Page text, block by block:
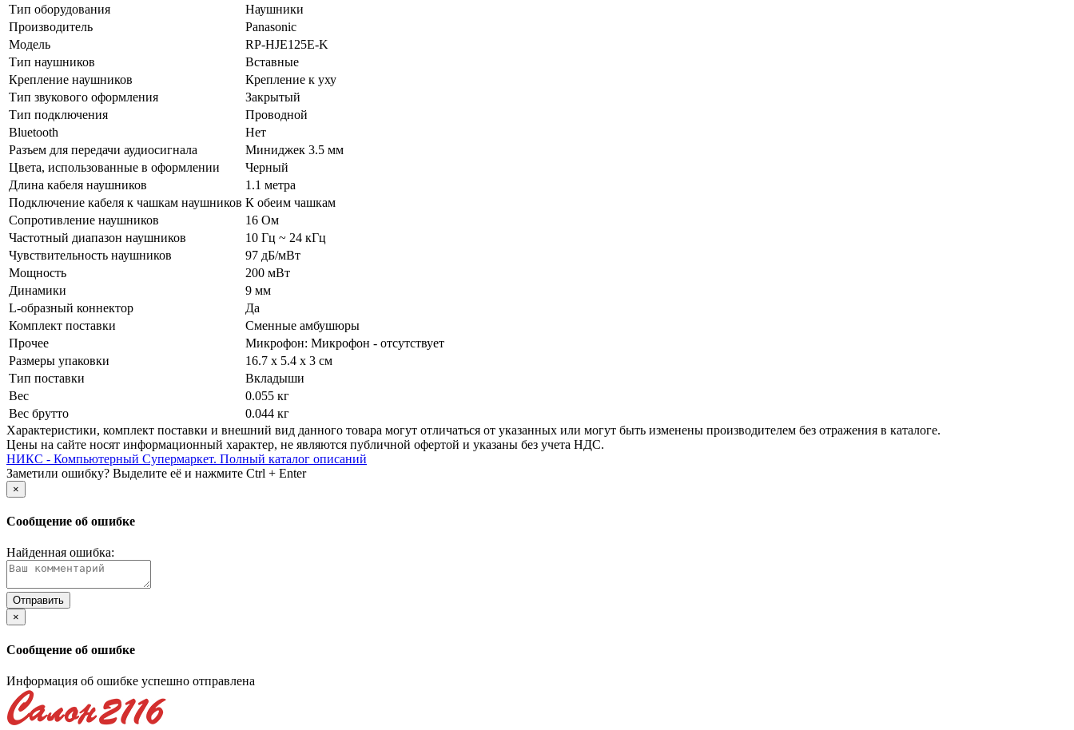
Тип оборудования
Наушники
Производитель
Panasonic
Модель
RP-HJE125E-K
Тип наушников
Вставные
Крепление наушников
Крепление к уху
Тип звукового оформления
Закрытый
Тип подключения
Проводной
Bluetooth
Нет
Разъем для передачи аудиосигнала
Миниджек 3.5 мм
Цвета, использованные в оформлении
Черный
Длина кабеля наушников
1.1 метра
Подключение кабеля к чашкам наушников К обеим чашкам
Сопротивление наушников
16 Ом
Частотный диапазон наушников
10 Гц ~ 24 кГц
Чувствительность наушников
97 дБ/­мВт
Мощность
200 мВт
Динамики
9 мм
L-образный коннектор
Да
Комплект поставки
Сменные амбушюры
Прочее
Микрофон: Микрофон - отсутствует
Размеры упаковки
16.7 x 5.4 x 3 см
Тип поставки
Вкладыши
Вес
0.055 кг
Вес брутто
0.044 кг
Xарактеристики, комплект поставки и внешний вид данного товара могут отличаться от указанных или могут быть изменены производителем без отражения в каталоге.
Цены на сайте носят информационный характер, не являются публичной офертой и указаны без учета НДС.
НИКС - Компьютерный Cупермаркет. Полный каталог описаний
Заметили ошибку? Выделите её и нажмите Ctrl + Enter
×
Сообщение об ошибке
Найденная ошибка:
×
Сообщение об ошибке
Информация об ошибке успешно отправлена